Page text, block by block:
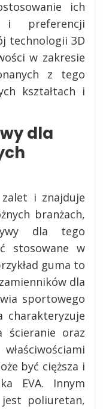
ich
preferencji
technologii 3D
w zakresie
z tego
kształtach i
dla
i znajduje
branżach,
dla tego
stosowane w
guma to
dla
sportowego
charakteryzuje
ścieranie oraz
być cięższa i
EVA. Innym
jest poliuretan,